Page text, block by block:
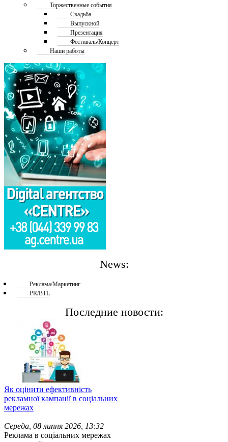
Торжественные события
Свадьба
Выпускной
Презентация
Фестиваль/Концерт
Наши работы
News:
Реклама/Маркетинг
PR/BTL
Последние новости:
Як оцінити ефективність
рекламної кампанії в соціальних
мережах
Середа, 08 липня 2026, 13:32
Реклама в соціальних мережах